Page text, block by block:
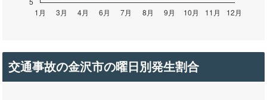
交通事故の金沢市の曜日別発生割合